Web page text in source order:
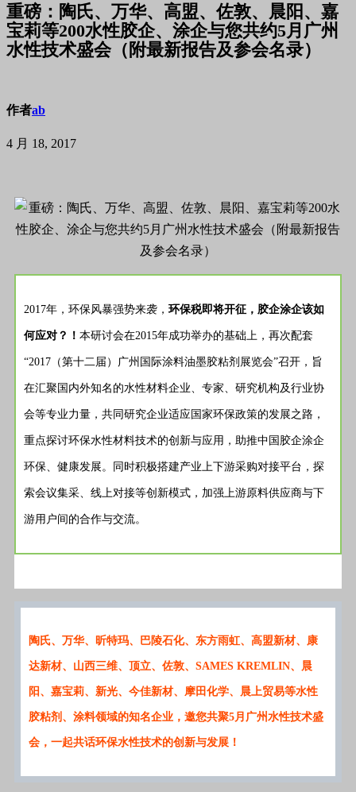
重磅：陶氏、万华、高盟、佐敦、晨阳、嘉
宝莉等200水性胶企、涂企与您共约5月广州
水性技术盛会（附最新报告及参会名录）
作者ab
4 月 18, 2017
2017年，环保风暴强势来袭， 环保税即将开征，胶企涂企该如
何应对？！ 本研讨会在2015年成功举办的基础上，再次配套
“2017（第十二届）广州国际涂料油墨胶粘剂展览会”召开，旨
在汇聚国内外知名的水性材料企业、专家、研究机构及行业协
会等专业力量，共同研究企业适应国家环保政策的发展之路，
重点探讨环保水性材料技术的创新与应用，助推中国胶企涂企
环保、健康发展。同时积极搭建产业上下游采购对接平台，探
索会议集采、线上对接等创新模式，加强上游原料供应商与下
游用户间的合作与交流。
陶氏、万华、昕特玛、巴陵石化、东方雨虹、高盟新材、康
达新材、山西三维、顶立、佐敦、SAMES KREMLIN、晨
阳、嘉宝莉、新光、今佳新材、摩田化学、晨上贸易等水性
胶粘剂、涂料领域的知名企业，邀您共聚5月广州水性技术盛
会，一起共话环保水性技术的创新与发展！